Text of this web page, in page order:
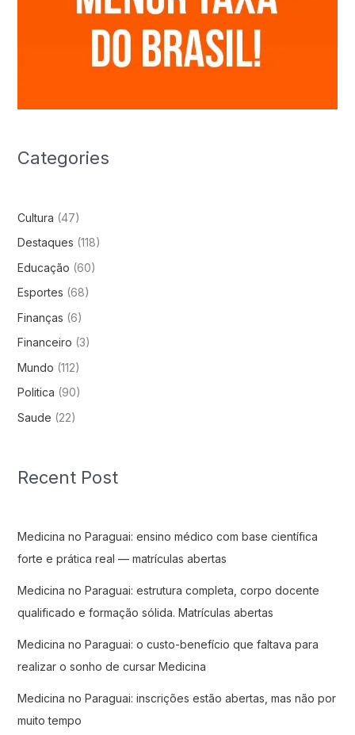
Categories
Cultura (47)
Destaques (118)
Educação (60)
Esportes (68)
Finanças (6)
Financeiro (3)
Mundo (112)
Politica (90)
Saude (22)
Recent Post
Medicina no Paraguai: ensino médico com base científica
forte e prática real — matrículas abertas
Medicina no Paraguai: estrutura completa, corpo docente
qualificado e formação sólida. Matrículas abertas
Medicina no Paraguai: o custo-benefício que faltava para
realizar o sonho de cursar Medicina
Medicina no Paraguai: inscrições estão abertas, mas não por
muito tempo